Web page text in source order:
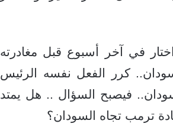
أوباما في العام 2017.. عندما اختار في آخر أسبوع قبل مغادرته
كرر الفعل نفسه الرئيس
فيصبح السؤال .. هل يمتد
ترمب تجاه السودان؟